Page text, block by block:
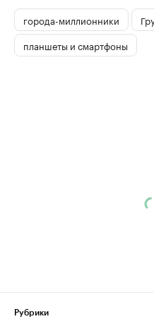
города-миллионники
планшеты и смартфоны
Рубрики